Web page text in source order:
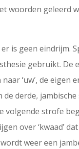
woorden geleerd
is geen eindrijm.
gebruikt.
‘uw’, de eigen
derde,
strofe
over ‘kwaad’
weer een